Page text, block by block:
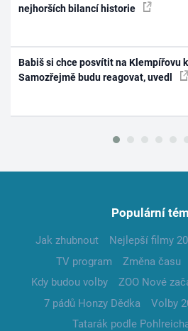
nejhorších bilancí historie
Babiš si chce posvítit na Klempířovu
Samozřejmě budu reagovat, uvedl
Populární
Jak zhubnout Nejlepší filmy
TV program
Změna času
Kdy budou volby
ZOO Nové
7 pádů Honzy Dědka
Volby
Tatarák podle